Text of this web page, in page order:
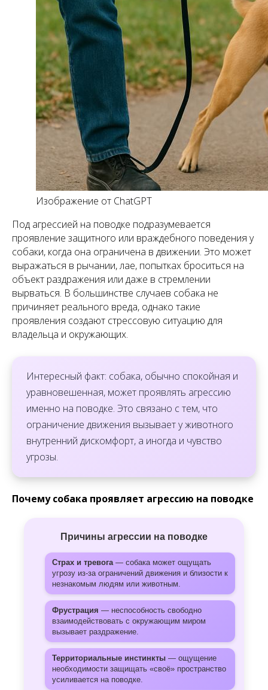
Изображение от ChatGPT
Под агрессией на поводке подразумевается
проявление защитного или враждебного поведения у
собаки, когда она ограничена в движении. Это может
выражаться в рычании, лае, попытках броситься на
объект раздражения или даже в стремлении
вырваться. В большинстве случаев собака не
причиняет реального вреда, однако такие
проявления создают стрессовую ситуацию для
владельца и окружающих.
Интересный факт: собака, обычно спокойная и
уравновешенная, может проявлять агрессию
именно на поводке. Это связано с тем, что
ограничение движения вызывает у животного
внутренний дискомфорт, а иногда и чувство
угрозы.
Почему собака проявляет агрессию на поводке
Причины агрессии на поводке
Страх и тревога— собака может ощущать
угрозу из-за ограничений движения и близости к
незнакомым людям или животным.
Фрустрация — неспособность свободно
взаимодействовать с окружающим миром
вызывает раздражение.
Территориальные инстинкты — ощущение
необходимости защищать «своё» пространство
усиливается на поводке.